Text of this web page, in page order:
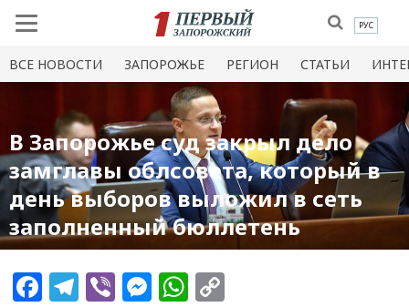
РУС
ВСЕ НОВОСТИ ЗАПОРОЖЬЕ РЕГИОН СТАТЬИ
В Запорожье суд закрыл дело
замглавы облсовета, который в
день выборов выложил в сеть
заполненный бюллетень
Facebook
Telegram
ViberMessenger
WhatsApp